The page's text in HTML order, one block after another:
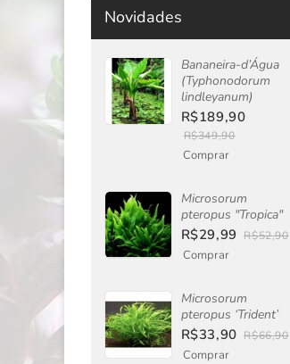
Novidades
Bananeira-d’Água
(Typhonodorum
lindleyanum)
R$189,90
R$349,90
Comprar
Microsorum
pteropus "Tropica"
R$29,99 R$52,90
Comprar
Microsorum
pteropus ‘Trident’
R$33,90 R$66,90
Comprar